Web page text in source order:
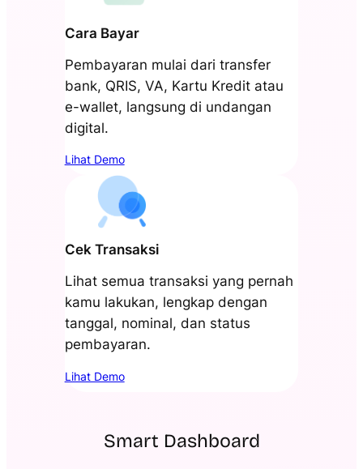
Cara Bayar
Pembayaran mulai dari transfer
bank, QRIS, VA, Kartu Kredit atau
e-wallet, langsung di undangan
digital.
Lihat Demo
Cek Transaksi
Lihat semua transaksi yang pernah
kamu lakukan, lengkap dengan
tanggal, nominal, dan status
pembayaran.
Lihat Demo
Smart Dashboard